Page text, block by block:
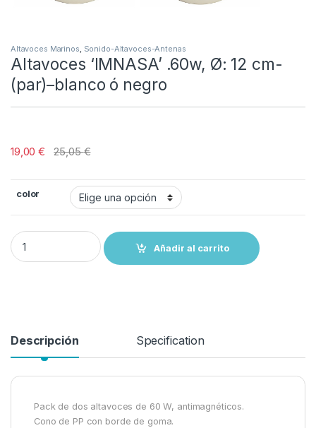
Altavoces Marinos, Sonido-Altavoces-Antenas
Altavoces ‘IMNASA’ .60w, Ø: 12 cm-
(par)–blanco ó negro
19,00€ 25,05€
color
Altavoces ‘IMNASA’ .60w, Ø: 12 cm-(par)--blanco ó negro quantity
Añadir al carrito
Descripción Specification
Pack de dos altavoces de 60 W, antimagnéticos.
Cono de PP con borde de goma.